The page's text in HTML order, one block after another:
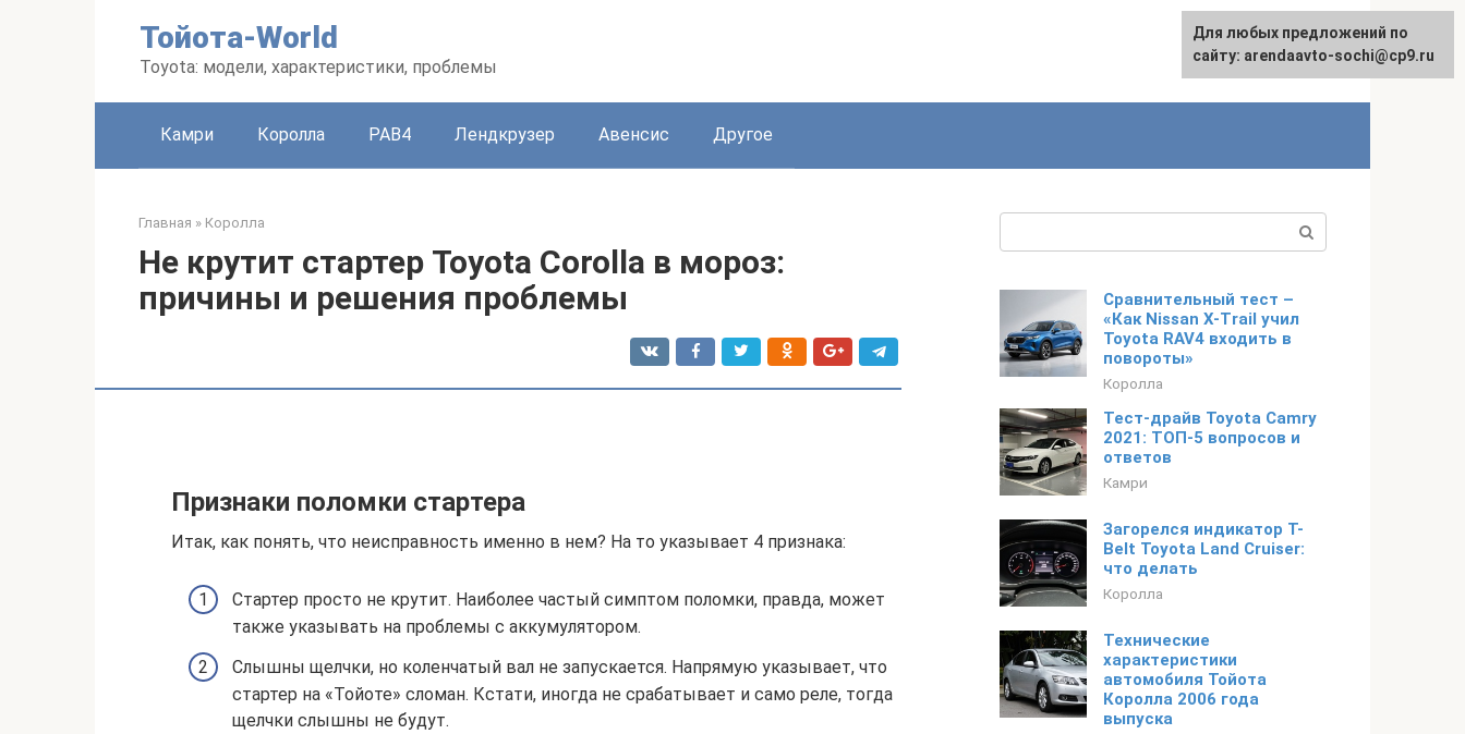
Тойота-World
Toyota: модели, характеристики, проблемы
English
Камри Королла РАВ4 Лендкрузер Авенсис Другое
Главная » Королла
Не крутит стартер Toyota Corolla в мороз:
причины и решения проблемы
Признаки поломки стартера
Итак, как понять, что неисправность именно в нем? На то указывает 4 признака:
Стартер просто не крутит. Наиболее частый симптом поломки, правда, может
также указывать на проблемы с аккумулятором.
Слышны щелчки, но коленчатый вал не запускается. Напрямую указывает, что
стартер на «Тойоте» сломан. Кстати, иногда не срабатывает и само реле, тогда
щелчки слышны не будут.
Сравнительный тест –
«Как Nissan X-Trail учил
Toyota RAV4 входить в
повороты»
Королла
Тест-драйв Toyota Camry
2021: ТОП-5 вопросов и
ответов
Камри
Загорелся индикатор T-
Belt Toyota Land Cruiser:
что делать
Королла
Технические
характеристики
автомобиля Тойота
Королла 2006 года
выпуска
Для любых предложений по
сайту: arendaavto-sochi@cp9.ru